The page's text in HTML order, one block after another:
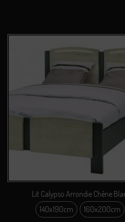
Lit Calypso Arrondie Chêne
140x190cm
140x190cm 160x200cm